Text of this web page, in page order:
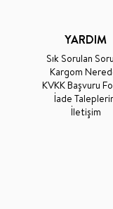
YARDIM
Sık Sorulan
Kargom
KVKK Başvuru
İade
İletişim